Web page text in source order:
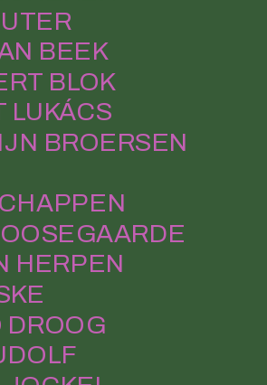
BEEK
BLOK
LUKÁCS
BROERSEN
HERPEN
DROOG